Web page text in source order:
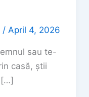
/ April 4, 2026
sau te-
casă, știi
[…]